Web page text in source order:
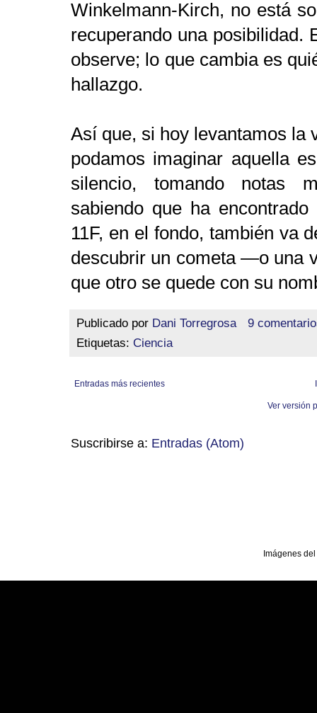
Winkelmann-Kirch, no está
recuperando una posibilidad.
observe; lo que cambia es
hallazgo.
Así que, si hoy levantamos la
podamos imaginar aquella
silencio, tomando notas
sabiendo que ha
11F, en el fondo, también va
descubrir un cometa —o una
que otro se quede con su
Publicado por Dani Torregrosa
9
Etiquetas: Ciencia
Entradas más recientes
Ver versión
Suscribirse a: Entradas (Atom)
Imágenes